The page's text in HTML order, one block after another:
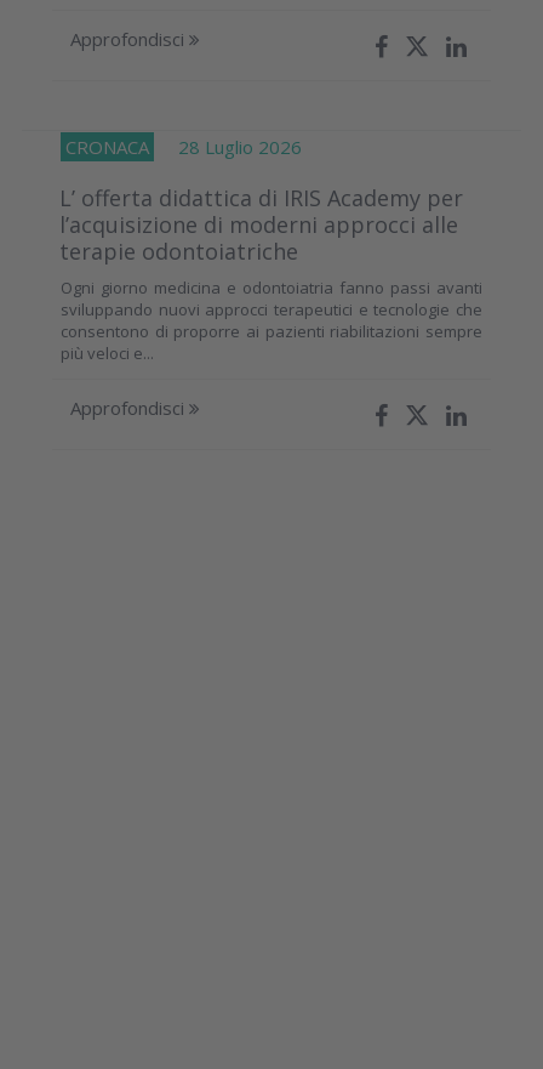
Approfondisci
CRONACA 28 Luglio 2026
L’ offerta didattica di IRIS Academy per
l’acquisizione di moderni approcci alle
terapie odontoiatriche
Ogni giorno medicina e odontoiatria fanno passi avanti
sviluppando nuovi approcci terapeutici e tecnologie che
consentono di proporre ai pazienti riabilitazioni sempre
più veloci e...
Approfondisci